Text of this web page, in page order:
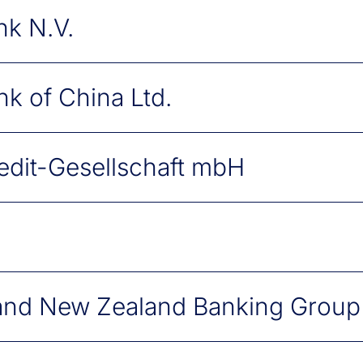
N.V.
of China Ltd.
Gesellschaft mbH
New Zealand Banking